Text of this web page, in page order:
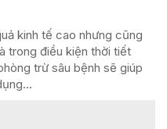
kinh tế cao nhưng cũng
trong điều kiện thời tiết
trừ sâu bệnh sẽ giúp